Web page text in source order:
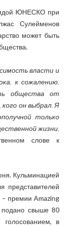
ЮНЕСКО при
Сулейменов
может быть
власти и
к сожалению,
общества от
он выбрал. Я
только
жизни,
слове к
Кульминацией
представителей
– премии Amazing
подано свыше 80
в